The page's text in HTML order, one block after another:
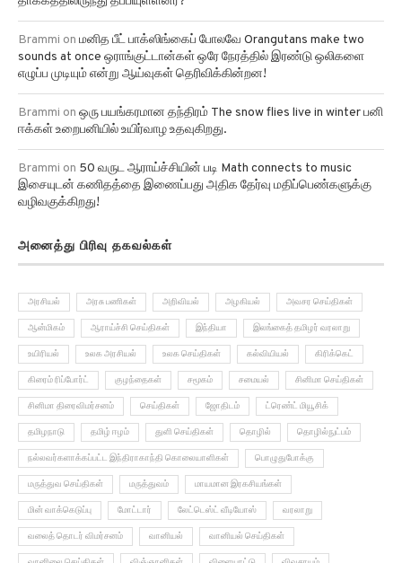
Humanity survive an killed dinosaurs asteroid impact சிறுகோள்
தாக்கத்திலிருந்து தப்பியுள்ளனர்?
Brammi onமனித பீட் பாக்ஸிங்கைப் போலவே Orangutans make two
sounds at once ஒராங்குட்டான்கள் ஒரே நேரத்தில் இரண்டு ஒலிகளை
எழுப்ப முடியும் என்று ஆய்வுகள் தெரிவிக்கின்றன!
Brammionஒரு பயங்கரமான தந்திரம் The snow flies live in winter பனி
ஈக்கள் உறைபனியில் உயிர்வாழ உதவுகிறது.
Brammion50 வருட ஆராய்ச்சியின் படி Math connects to music
இசையுடன் கணிதத்தை இணைப்பது அதிக தேர்வு மதிப்பெண்களுக்கு
அனைத்து பிரிவு தகவல்கள்
அரசியல் அரசு பணிகள் அறிவியல் அழகியல் அவசர செய்திகள்
ஆன்மிகம் ஆராய்ச்சி செய்திகள் இந்தியா இலங்கைத் தமிழர் வரலாறு
உயிரியல் உலக அரசியல் உலக செய்திகள் கல்வியியல் கிரிக்கெட்
கிரைம் ரிப்போர்ட் குழந்தைகள் சமூகம் சமையல் சினிமா செய்திகள்
சினிமா திரைவிமர்சனம் செய்திகள் ஜோதிடம் ட்ரெண்ட் மியூசிக்
தமிழநாடு தமிழ் ஈழம் துளி செய்திகள் தொழில் தொழில்நுட்பம்
நல்லவர்களாக்கப்பட்ட இந்திராகாந்தி கொலையாளிகள் பொழுதுபோக்கு
மருத்துவ செய்திகள் மருத்துவம் மாயமான இரகசியங்கள்
மின் வாக்கெடுப்பு மோட்டார் லேட்டெஸ்ட் வீடியோஸ் வரலாறு
வலைத் தொடர் விமர்சனம் வானியல் வானியல் செய்திகள்